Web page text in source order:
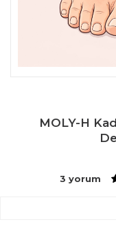
MOLY-H
3 yorum